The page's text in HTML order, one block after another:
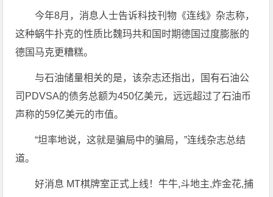
今年8月，消息人士告诉科技刊物《连线》杂志称，
这种蜗牛扑克的性质比魏玛共和国时期德国过度膨胀的
德国马克更糟糕。
与石油储量相关的是，该杂志还指出，国有石油公
司PDVSA的债务总额为450亿美元，远远超过了石油币
声称的59亿美元的市值。
“坦率地说，这就是骗局中的骗局，”连线杂志总结
道。
好消息 MT棋牌室正式上线！牛牛,斗地主,炸金花,捕